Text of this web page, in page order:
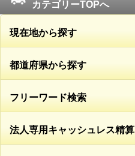
カテゴリーTOPへ
現在地から探す
都道府県から探す
フリーワード検索
法人専用キャッシュレス精算